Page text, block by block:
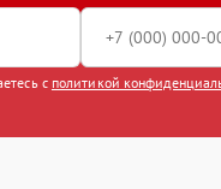
с политикой